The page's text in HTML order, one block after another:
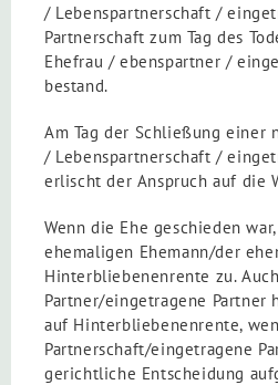
/ Lebenspartnerschaft /
Partnerschaft zum Tag des
Ehefrau / ebenspartner /
bestand.
Am Tag der Schließung einer
/ Lebenspartnerschaft /
erlischt der Anspruch auf die
Wenn die Ehe geschieden
ehemaligen Ehemann/der
Hinterbliebenenrente zu.
Partner/eingetragene Partner
auf Hinterbliebenenrente,
Partnerschaft/eingetragene
gerichtliche Entscheidung